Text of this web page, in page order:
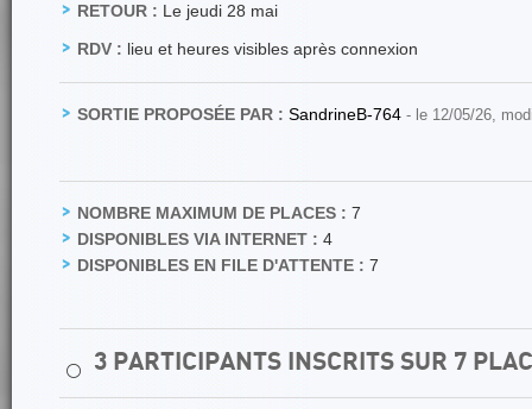
RETOUR : Le jeudi 28 mai
RDV : lieu et heures visibles après connexion
SORTIE PROPOSÉE PAR : SandrineB-764 - le 12/05/26,
NOMBRE MAXIMUM DE PLACES : 7
DISPONIBLES VIA INTERNET : 4
DISPONIBLES EN FILE D'ATTENTE : 7
⚪ 3 PARTICIPANTS INSCRITS SUR 7